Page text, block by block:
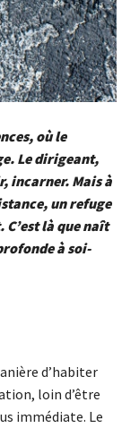
où le
Le dirigeant,
incarner. Mais à
un refuge
là que naît
à soi-
d’habiter
loin d’être
immédiate. Le